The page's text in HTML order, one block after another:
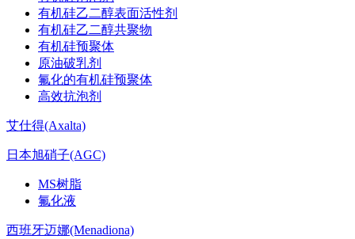
有机硅乙二醇表面活性剂
有机硅乙二醇共聚物
有机硅预聚体
原油破乳剂
氟化的有机硅预聚体
高效抗泡剂
艾仕得(Axalta)
日本旭硝子(AGC)
MS树脂
氟化液
西班牙迈娜(Menadiona)